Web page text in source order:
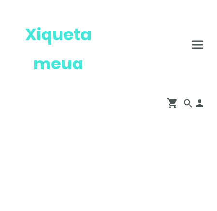
Xiqueta
meua